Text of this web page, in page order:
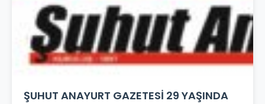
ŞUHUT ANAYURT GAZETESİ 29 YAŞINDA